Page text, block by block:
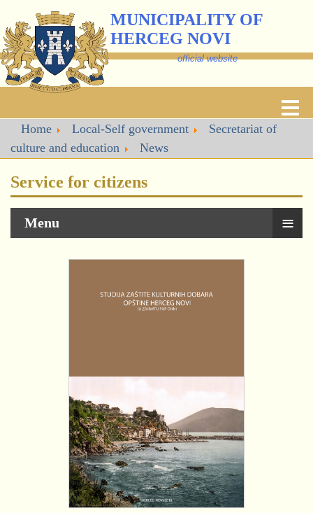
MUNICIPALITY OF
HERCEG NOVI
official website
Home Local-Self government
Secretariat of
culture and education
News
Service for citizens
Menu ≡